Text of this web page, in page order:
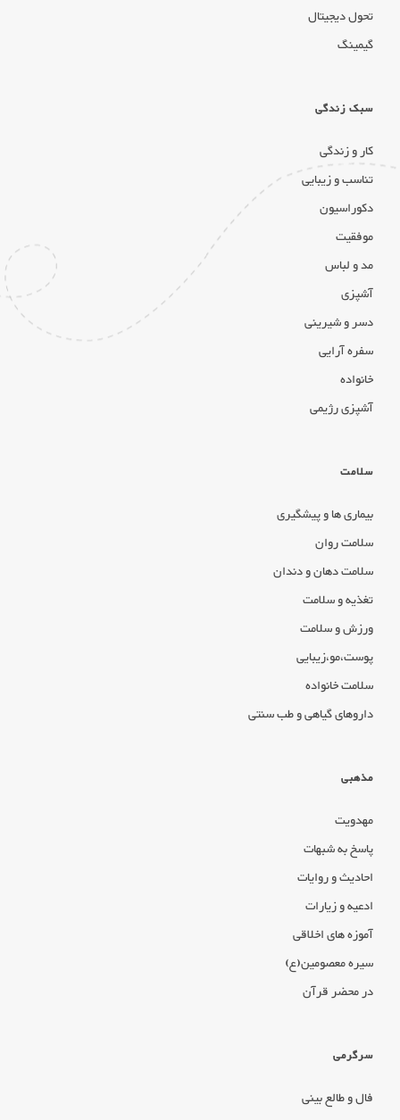
تحول دیجیتال
گیمینگ
سبک زندگی
کار و زندگی
تناسب و زیبایی
دکوراسیون
موفقیت
مد و لباس
آشپزی
دسر و شیرینی
سفره آرایی
خانواده
آشپزی رژیمی
سلامت
بیماری ها و پیشگیری
سلامت روان
سلامت دهان و دندان
تغذیه و سلامت
ورزش و سلامت
پوست،مو،زیبایی
سلامت خانواده
داروهای گیاهی و طب سنتی
مذهبی
مهدویت
پاسخ به شبهات
احادیث و روایات
ادعیه و زیارات
آموزه های اخلاقی
سیره معصومین(ع)
در محضر قرآن
سرگرمی
فال و طالع بینی